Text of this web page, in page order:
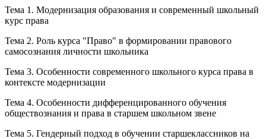
Тема 1. Модернизация образования и современный школьный
курс права
Тема 2. Роль курса "Право" в формировании правового
самосознания личности школьника
Тема 3. Особенности современного школьного курса права в
контексте модернизации
Тема 4. Особенности дифференцированного обучения
обществознания и права в старшем школьном звене
Тема 5. Гендерный подход в обучении старшеклассников на